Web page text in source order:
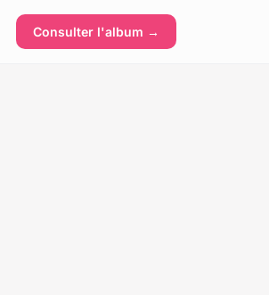
Consulter l'album →